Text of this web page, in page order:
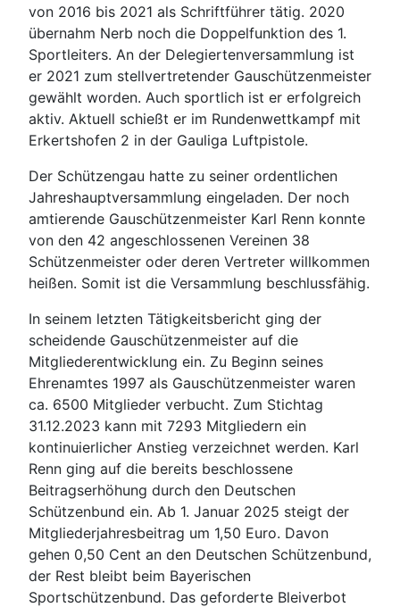
von 2016 bis 2021 als Schriftführer tätig. 2020
übernahm Nerb noch die Doppelfunktion des 1.
Sportleiters. An der Delegiertenversammlung ist
er 2021 zum stellvertretender Gauschützenmeister
gewählt worden. Auch sportlich ist er erfolgreich
aktiv. Aktuell schießt er im Rundenwettkampf mit
Erkertshofen 2 in der Gauliga Luftpistole.
Der Schützengau hatte zu seiner ordentlichen
Jahreshauptversammlung eingeladen. Der noch
amtierende Gauschützenmeister Karl Renn konnte
von den 42 angeschlossenen Vereinen 38
Schützenmeister oder deren Vertreter willkommen
heißen. Somit ist die Versammlung beschlussfähig.
In seinem letzten Tätigkeitsbericht ging der
scheidende Gauschützenmeister auf die
Mitgliederentwicklung ein. Zu Beginn seines
Ehrenamtes 1997 als Gauschützenmeister waren
ca. 6500 Mitglieder verbucht. Zum Stichtag
31.12.2023 kann mit 7293 Mitgliedern ein
kontinuierlicher Anstieg verzeichnet werden. Karl
Renn ging auf die bereits beschlossene
Beitragserhöhung durch den Deutschen
Schützenbund ein. Ab 1. Januar 2025 steigt der
Mitgliederjahresbeitrag um 1,50 Euro. Davon
gehen 0,50 Cent an den Deutschen Schützenbund,
der Rest bleibt beim Bayerischen
Sportschützenbund. Das geforderte Bleiverbot